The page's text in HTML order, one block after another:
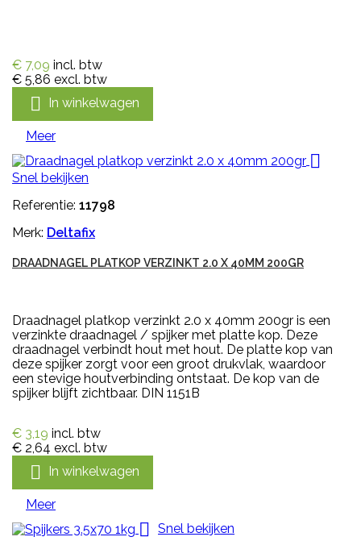
€ 7,09 incl. btw
€ 5,86 excl. btw
 In winkelwagen
Meer

Snel bekijken
Referentie: 11798
Merk: Deltafix
DRAADNAGEL PLATKOP VERZINKT 2.0 X 40MM 200GR
Draadnagel platkop verzinkt 2.0 x 40mm 200gr is een
verzinkte draadnagel / spijker met platte kop. Deze
draadnagel verbindt hout met hout. De platte kop van
deze spijker zorgt voor een groot drukvlak, waardoor
een stevige houtverbinding ontstaat. De kop van de
spijker blijft zichtbaar. DIN 1151B
€ 3,19 incl. btw
€ 2,64 excl. btw
 In winkelwagen
Meer
 Snel bekijken